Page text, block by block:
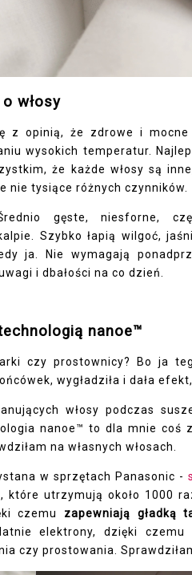
włosy
z opinią, że zdrowe i mocne
wysokich temperatur.
że każde włosy są
nie tysiące różnych czynników.
gęste, niesforne,
Szybko łapią wilgoć,
ja. Nie wymagają
i dbałości na co dzień.
nanoe™
czy prostownicy? Bo ja
wygładziła i dała
włosy podczas
nanoe™ to dla mnie coś
na własnych włosach.
w sprzętach Panasonic -
utrzymują około 1000
czemu zapewniają gładką
elektrony, dzięki
czy prostowania.